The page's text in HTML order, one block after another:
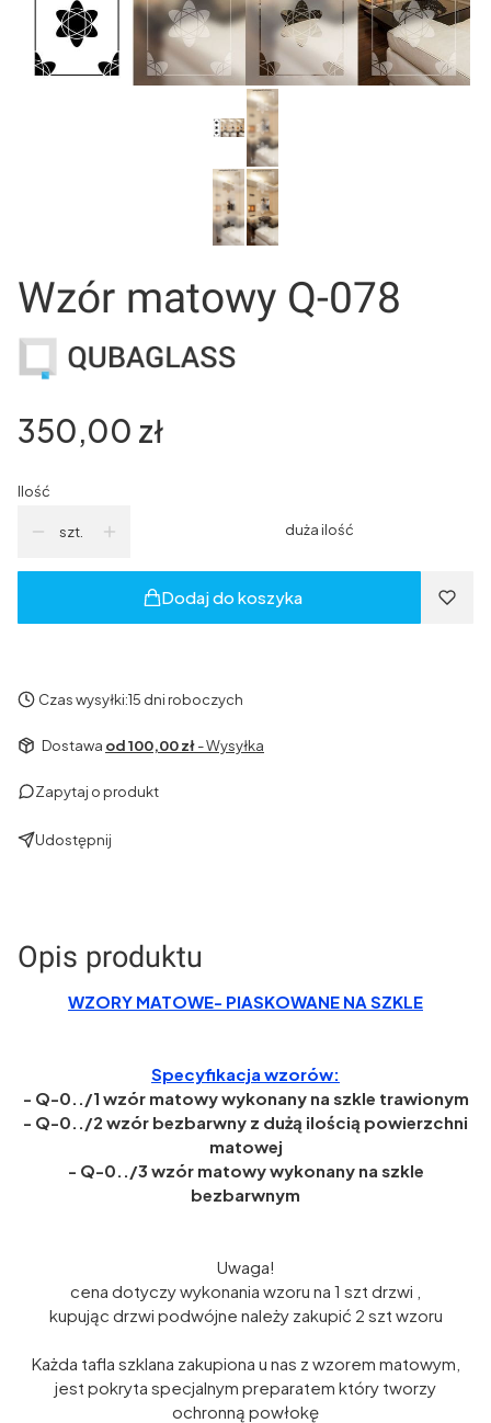
Wzór matowy Q-078
Cena
350,00 zł
Ilość
szt. duża ilość
Dodaj do koszyka
Czas wysyłki:15 dni roboczych
Dostawa od 100,00 zł- Wysyłka
Zapytaj o produkt
Udostępnij
Opis produktu
WZORY MATOWE- PIASKOWANE NA SZKLE
Specyfikacja wzorów:
- Q-0../1 wzór matowy wykonany na szkle trawionym
- Q-0../2 wzór bezbarwny z dużą ilością powierzchni
matowej
- Q-0../3 wzór matowy wykonany na szkle
bezbarwnym
Uwaga!
cena dotyczy wykonania wzoru na 1 szt drzwi ,
kupując drzwi podwójne należy zakupić 2 szt wzoru
Każda tafla szklana zakupiona u nas z wzorem matowym,
jest pokryta specjalnym preparatem który tworzy
ochronną powłokę